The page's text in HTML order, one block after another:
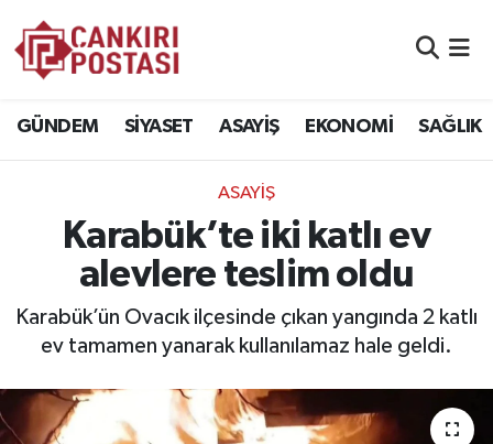
GÜNDEM SİYASET ASAYİŞ EKONOMİ SAĞLIK
ASAYİŞ
Karabük’te iki katlı ev
alevlere teslim oldu
Karabük’ün Ovacık ilçesinde çıkan yangında 2 katlı
ev tamamen yanarak kullanılamaz hale geldi.
EKONOMİ
SAĞLIK
EĞİTİM
Trafik Durumu
Süper Lig Puan Durumu ve Fikstür
Son Dakika Haberleri